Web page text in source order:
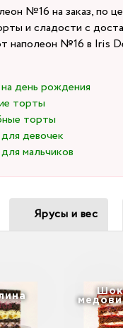
№16 на заказ, по
и сладости с
наполеон №16 в Iris
день рождения
торты
торты
девочек
мальчиков
Ярусы и вес